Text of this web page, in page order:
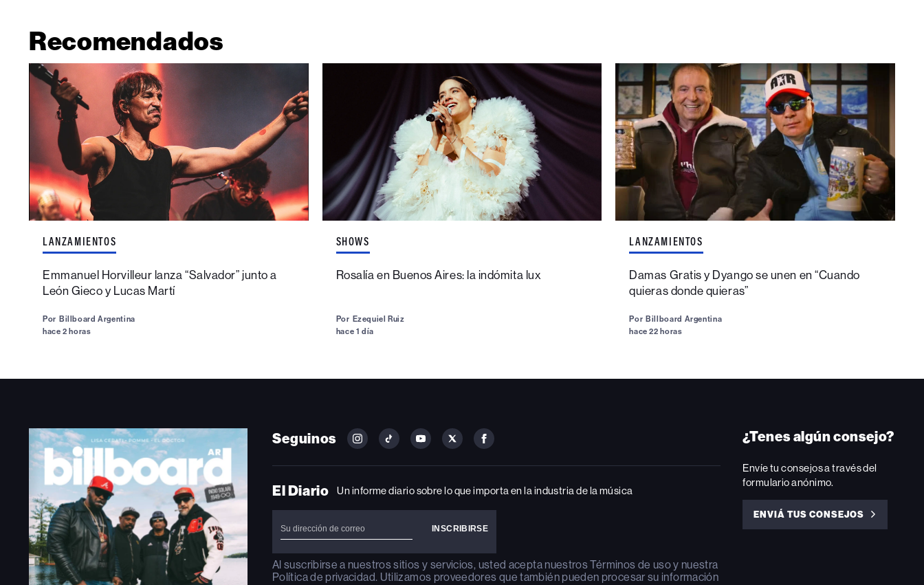
Recomendados
LANZAMIENTOS
Emmanuel Horvilleur lanza “Salvador” junto a
León Gieco y Lucas Martí
Por Billboard Argentina
hace 2 horas
SHOWS
Rosalía en Buenos Aires: la indómita lux
Por Ezequiel Ruiz
hace 1 día
LANZAMIENTOS
Damas Gratis y Dyango se unen en “Cuando
quieras donde quieras”
Por Billboard Argentina
hace 22 horas
Seguinos
FOLLOW
ON
FOLLOW
ON
FOLLOW
ON
FOLLOW
ON
FOLLOW
ON
El Diario Un informe diario sobre lo que importa en la industria de la música
Al suscribirse a nuestros sitios y servicios, usted acepta nuestrosTérminos de usoy nuestra
Política de privacidad. Utilizamos proveedores que también pueden procesar su información
¿Tenes algún consejo?
Envíe tu consejos a través del
formulario anónimo.
ENVIÁ TUS CONSEJOS
ENVIÁ
TUS